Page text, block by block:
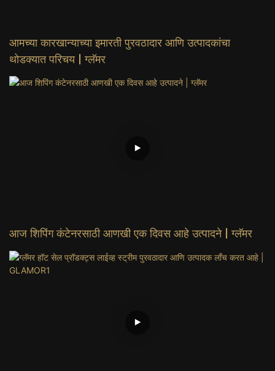
आमच्या कारखान्याच्या इमारती पुरवठादार आणि उत्पादकांचा
थोडक्यात परिचय | ग्लॅमर
आज शिपिंग कंटेनरसाठी आणखी एक दिवस आहे उत्पादने | ग्लॅमर